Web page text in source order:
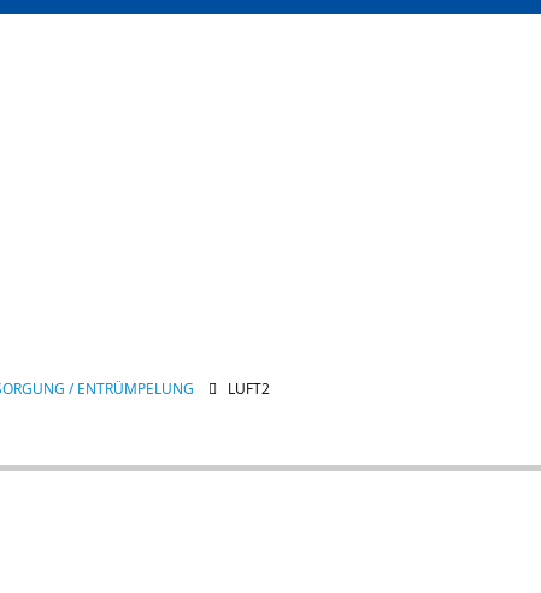
/ ENTRÜMPELUNG LUFT2